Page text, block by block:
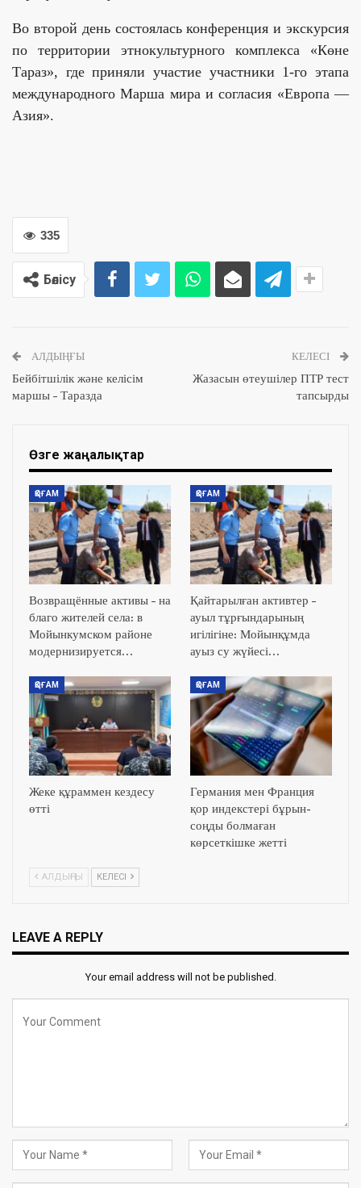
Во второй день состоялась конференция и экскурсия
по территории этнокультурного комплекса «Көне
Тараз», где приняли участие участники 1-го этапа
международного Марша мира и согласия «Европа —
Азия».
335
Бөлісу
АЛДЫҢҒЫ
Бейбітшілік және келісім
маршы – Таразда
КЕЛЕСІ
Жазасын өтеушілер ПТР тест
тапсырды
Өзге жаңалықтар
ҚОҒАМ
Возвращённые активы – на
благо жителей села: в
Мойынкумском районе
модернизируется…
ҚОҒАМ
Қайтарылған активтер –
ауыл тұрғындарының
игілігіне: Мойынқұмда
ауыз су жүйесі…
ҚОҒАМ
Жеке құраммен кездесу
өтті
ҚОҒАМ
Германия мен Франция
қор индекстері бұрын-
соңды болмаған
көрсеткішке жетті
АЛДЫҢҒЫ КЕЛЕСІ
LEAVE A REPLY
Your email address will not be published.